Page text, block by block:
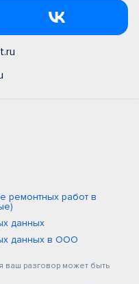
ремонтных работ в
данных
данных в ООО
ваш разговор может быть